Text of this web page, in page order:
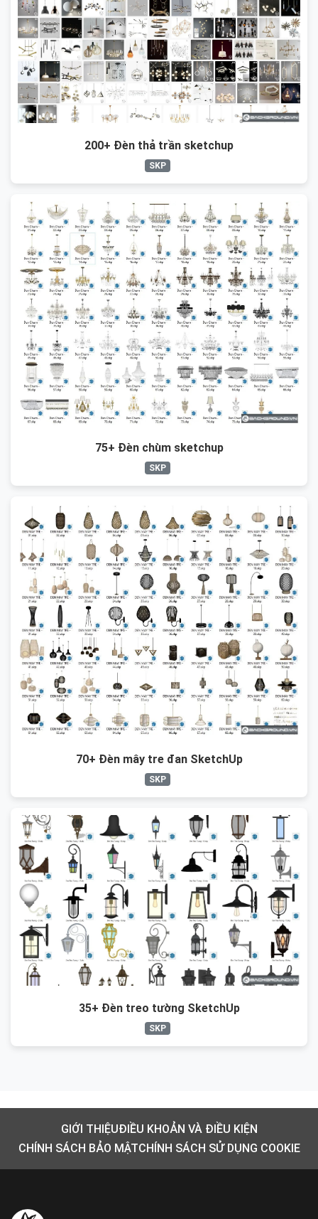
200+ Đèn thả trần sketchup
SKP
75+ Đèn chùm sketchup
SKP
70+ Đèn mây tre đan SketchUp
SKP
35+ Đèn treo tường SketchUp
SKP
GIỚI THIỆUĐIỀU KHOẢN VÀ ĐIỀU KIỆN
CHÍNH SÁCH BẢO MẬTCHÍNH SÁCH SỬ DỤNG COOKIE